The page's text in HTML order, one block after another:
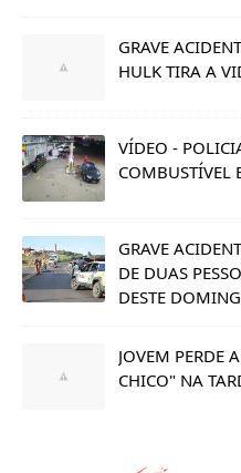
GRAVE
HULK TIRA A
VÍDEO -
COMBUSTÍVEL
GRAVE
DE DUAS
DESTE
JOVEM PERDE
CHICO" NA